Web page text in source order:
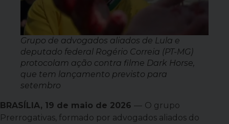
Grupo de advogados aliados de Lula e
deputado federal Rogério Correia (PT-MG)
protocolam ação contra filme Dark Horse,
que tem lançamento previsto para
setembro
BRASÍLIA, 19 de maio de 2026 — O grupo
Prerrogativas, formado por advogados aliados do